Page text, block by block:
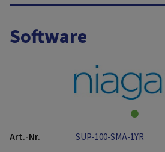
Software
SUP-100-SMA-1YR